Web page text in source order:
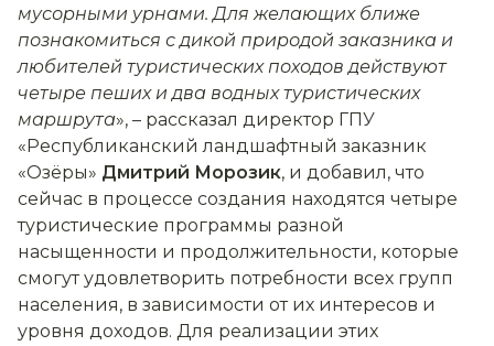
мусорными урнами. Для желающих ближе
познакомиться с дикой природой заказника и
любителей туристических походов действуют
четыре пеших и два водных туристических
маршрута», – рассказал директор ГПУ
«Республиканский ландшафтный заказник
«Озёры» Дмитрий Морозик, и добавил, что
сейчас в процессе создания находятся четыре
туристические программы разной
насыщенности и продолжительности, которые
смогут удовлетворить потребности всех групп
населения, в зависимости от их интересов и
уровня доходов. Для реализации этих